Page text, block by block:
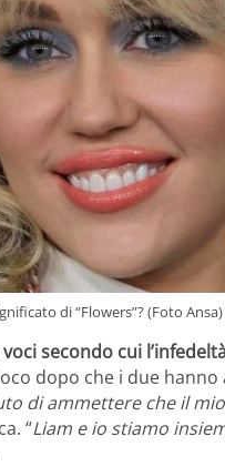
di “Flowers”? (Foto
secondo cui
dopo che i due
di ammettere che il
“Liam e io stiamo